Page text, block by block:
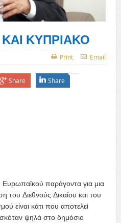
ΚΥΠΡΙΑΚΟ
Print Email
Share Share
Ευρωπαϊκού παράγοντα για μια
Διεθνούς Δικαίου και του
είναι κάτι που αποτελεί
ψηλά στο δημόσιο